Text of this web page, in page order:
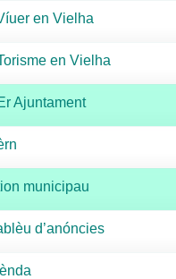
en Vielha
en Vielha
Ajuntament
municipau
d’anóncies